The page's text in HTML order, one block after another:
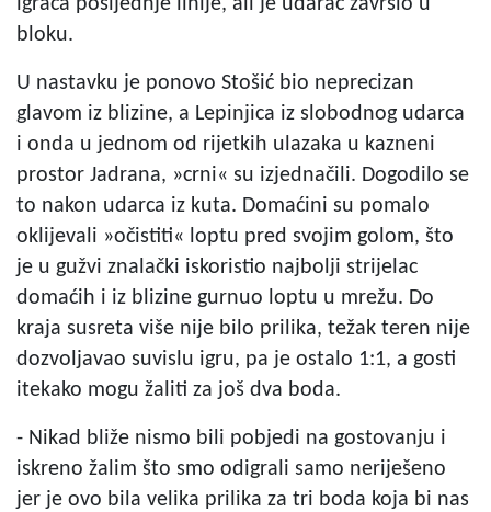
bloku.
U nastavku je ponovo Stošić bio neprecizan
glavom iz blizine, a Lepinjica iz slobodnog udarca
i onda u jednom od rijetkih ulazaka u kazneni
prostor Jadrana, »crni« su izjednačili. Dogodilo se
to nakon udarca iz kuta. Domaćini su pomalo
oklijevali »očistiti« loptu pred svojim golom, što
je u gužvi znalački iskoristio najbolji strijelac
domaćih i iz blizine gurnuo loptu u mrežu. Do
kraja susreta više nije bilo prilika, težak teren nije
dozvoljavao suvislu igru, pa je ostalo 1:1, a gosti
itekako mogu žaliti za još dva boda.
- Nikad bliže nismo bili pobjedi na gostovanju i
iskreno žalim što smo odigrali samo neriješeno
jer je ovo bila velika prilika za tri boda koja bi nas